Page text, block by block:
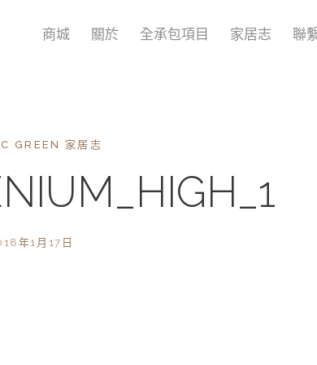
商城 關於 全承包項目 家居志 聯
GREEN 家居志
年1月17日